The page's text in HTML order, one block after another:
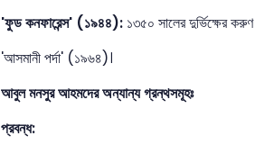
'ফুড কনফারেন্স' (১৯৪৪): ১৩৫০ সালের দুর্ভিক্ষের
'আসমানী পর্দা' (১৯৬৪)।
আবুল মনসুর আহমদের অন্যান্য গ্রন্থসমূহঃ
প্রবন্ধ: